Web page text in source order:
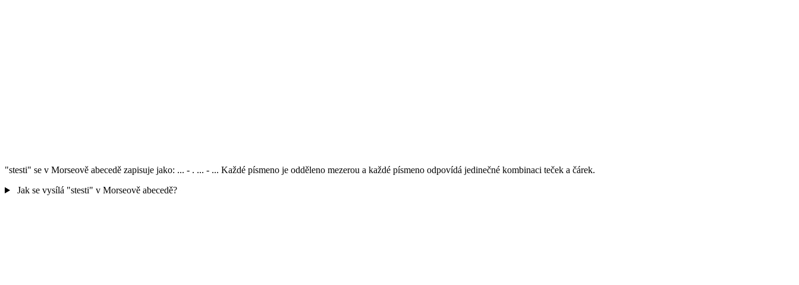
"stesti" se v Morseově abecedě zapisuje jako: ... - . ... - ... Každé písmeno je odděleno mezerou a každé písmeno odpovídá jedinečné kombinaci teček a čárek.
Jak se vysílá "stesti" v Morseově abecedě?